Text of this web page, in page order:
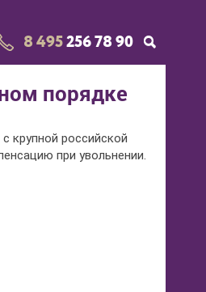
8 495256 78 90
порядке
крупной российской
при увольнении.